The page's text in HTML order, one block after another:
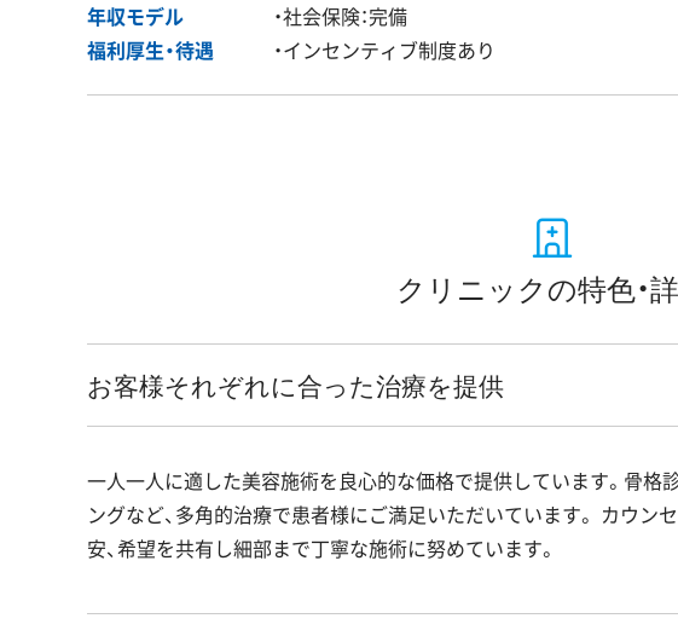
年収モデル
福利厚生・待遇
・社会保険：完備
・インセンティブ制度あり
クリニックの特色・
お客様それぞれに合った治療を提供
一人一人に適した美容施術を良心的な価格で提供しています。骨格
ングなど、多角的治療で患者様にご満足いただいています。 カウン
安、希望を共有し細部まで丁寧な施術に努めています。